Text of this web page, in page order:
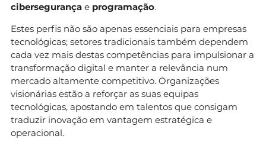
cibersegurança e programação.
Estes perfis não são apenas essenciais para empresas
tecnológicas; setores tradicionais também dependem
cada vez mais destas competências para impulsionar a
transformação digital e manter a relevância num
mercado altamente competitivo. Organizações
visionárias estão a reforçar as suas equipas
tecnológicas, apostando em talentos que consigam
traduzir inovação em vantagem estratégica e
operacional.